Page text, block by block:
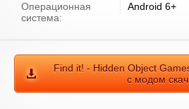
Операционная
система:
Android 6+
Find it! - Hidden Object
с модом